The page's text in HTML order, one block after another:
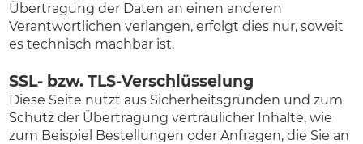
Übertragung der Daten an einen anderen
Verantwortlichen verlangen, erfolgt dies nur, soweit
es technisch machbar ist.
SSL- bzw. TLS-Verschlüsselung
Diese Seite nutzt aus Sicherheitsgründen und zum
Schutz der Übertragung vertraulicher Inhalte, wie
zum Beispiel Bestellungen oder Anfragen, die Sie an